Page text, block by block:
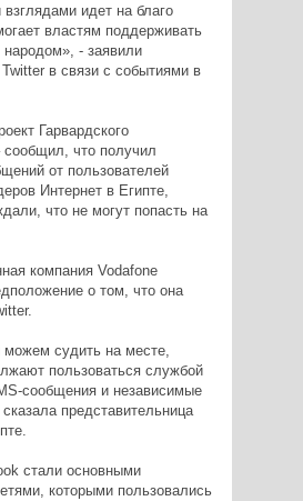
идет на благо
властям поддерживать
- заявили
в связи с событиями в
Гарвардского
сообщил, что получил
от пользователей
Интернет в Египте,
что не могут попасть на
компания Vodafone
о том, что она
судить на месте,
пользоваться службой
сообщения и независимые
представительница
стали основными
которыми пользовались